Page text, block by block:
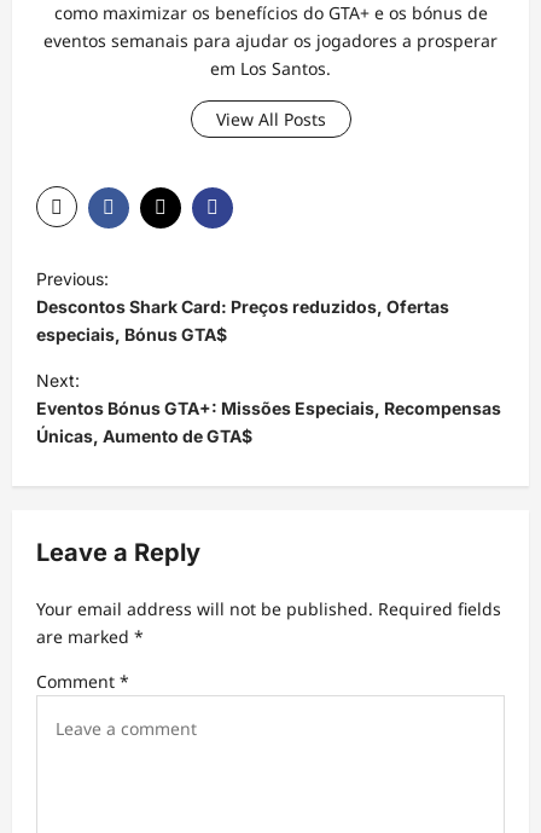
como maximizar os benefícios do GTA+ e os bónus de
eventos semanais para ajudar os jogadores a prosperar
em Los Santos.
View All Posts
P
o
s
t
n
a
v
g
a
t
i
Previous:
Descontos Shark Card: Preços reduzidos, Ofertas
especiais, Bónus GTA$
Next:
Eventos Bónus GTA+: Missões Especiais, Recompensas
Únicas, Aumento de GTA$
Leave a Reply
Your email address will not be published. Required fields
are marked *
Comment *